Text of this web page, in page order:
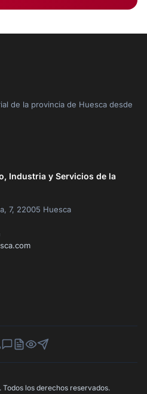
de la provincia de Huesca desde
Industria y Servicios de la
7, 22005 Huesca
de Denuncias
Buzón de Sugerencias
Perfil Contratante
Ley de Transparencia
Contacta con nosotros
los derechos reservados.